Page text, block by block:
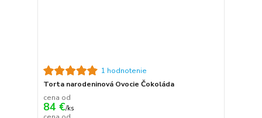
1 hodnotenie
Torta narodeninová Ovocie Čokoláda
cena od
84 €/ks